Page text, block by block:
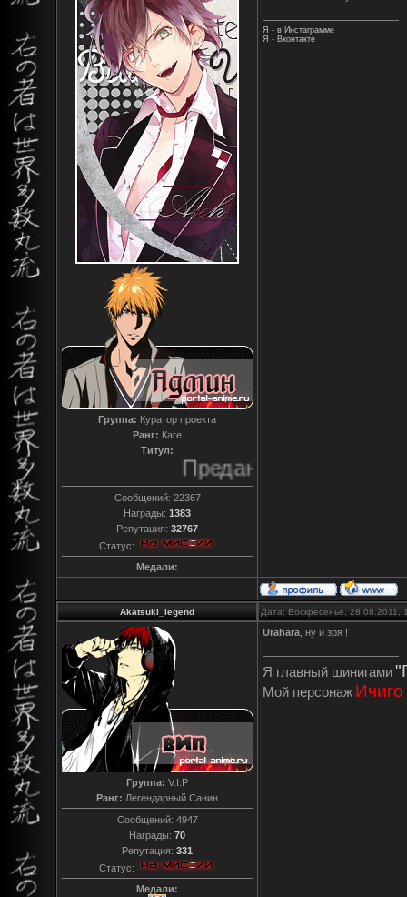
Группа: Куратор проекта
Ранг: Каге
Титул:
Преданный
Сообщений: 22367
Награды: 1383
Репутация: 32767
Статус:
Медали:
Я - в Инстаграмме
Я - Вконтакте
Akatsuki_legend Дата: Воскресенье,
Группа: V.I.P
Ранг: Легендарный Санин
Сообщений: 4947
Награды: 70
Репутация: 331
Статус:
Медали:
Urahara , ну и зря !
Я главный шинигами
Мой персонаж